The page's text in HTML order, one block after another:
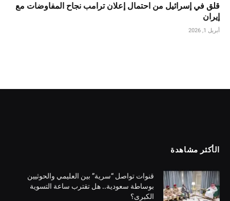
قلق في إسرائيل من احتمال إعلان ترامب نجاح المفاوضات مع
إيران
أبريل 1, 2026
الأكثر مشاهدة
قنوات تواصل “سرية” بين العليمي والحوثيين
بوساطة سعودية.. هل تقترب ساعة التسوية
الكبرى؟